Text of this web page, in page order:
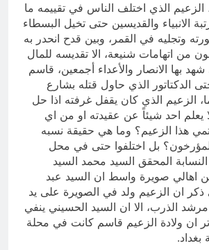
الزعيم الذي اختلف الناس في تقييمه ما
الانبياء والقديسين حتى تخيل البسطاء
وتجليه في القمر، وبين قدح انحدر به
من اتهامات شنيعة، الا تقديسه للمال
شهد بها الانصار والأعداء أجمعين، قاسم
الدكتاتور الذي حاول قتله بشارع
الزعيم الذي كان يقفل غرفته اذا حل
يعلم احد شيئاً عن عقيدته او من اي
هذا الزعيم؟ وما هي حقيقة نسبه
بل اختلفوا حتى في محل
المحقق السيد محمد السيد
اهالي صويرة واسط ان السيد عبد
ان الزعيم ولد في الصويرة على يد
مرشد الذرب، الا ان السيد الحسيني ينفي
ان ولادة الزعيم قاسم كانت في محلة